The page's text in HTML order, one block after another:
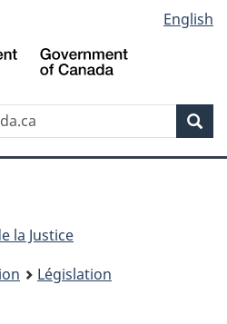
au
contenu
propos
de
la
HTML
simplifiée
English
la Justice
Législation